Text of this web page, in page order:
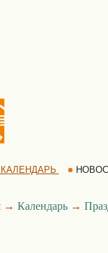
→ Календарь→